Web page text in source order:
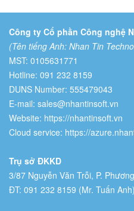
Công ty Cổ phần Công nghệ
(Tên tiếng Anh: Nhan Tin
MST: 0105631771
Hotline: 091 232 8159
DUNS Number: 555479043
E-mail: sales@nhantinsoft.vn
Website: https://nhantinsoft.vn
Cloud service: https://
Trụ sở ĐKKD
3/87 Nguyễn Văn Trỗi, P.
ĐT: 091 232 8159 (Mr. Tuấn Anh)